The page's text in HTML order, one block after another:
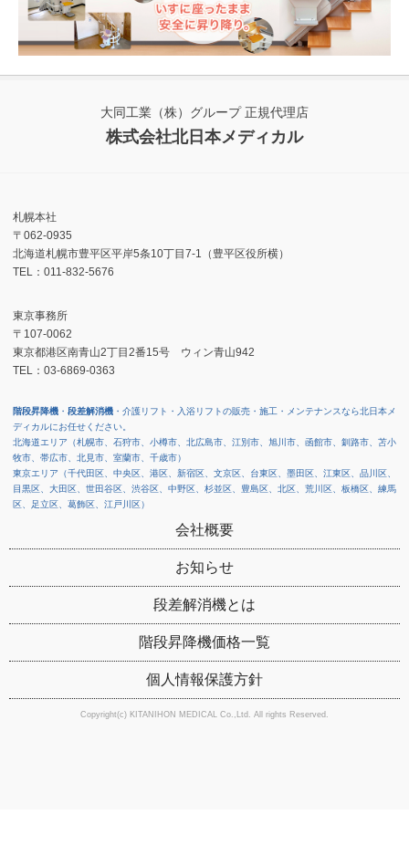
大同工業（株）グループ 正規代理店
株式会社北日本メディカル
札幌本社
〒062-0935
北海道札幌市豊平区平岸5条10丁目7-1（豊平区役所横）
TEL：011-832-5676
東京事務所
〒107-0062
東京都港区南青山2丁目2番15号 ウィン青山942
TEL：03-6869-0363
階段昇降機 ・ 段差解消機 ・介護リフト・入浴リフトの販売・施工・メンテナンスなら北日本メ
ディカルにお任せください。
北海道エリア（札幌市、石狩市、小樽市、北広島市、江別市、旭川市、函館市、釧路市、苫小
牧市、帯広市、北見市、室蘭市、千歳市）
東京エリア（千代田区、中央区、港区、新宿区、文京区、台東区、墨田区、江東区、品川区、
目黒区、大田区、世田谷区、渋谷区、中野区、杉並区、豊島区、北区、荒川区、板橋区、練馬
区、足立区、葛飾区、江戸川区）
会社概要
お知らせ
段差解消機とは
階段昇降機価格一覧
個人情報保護方針
Copyright(c) KITANIHON MEDICAL Co.,Ltd. All rights Reserved.